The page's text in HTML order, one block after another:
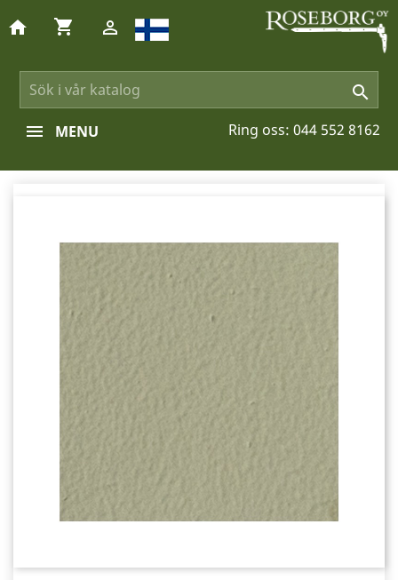

home shopping_cart 
Ring oss: 044 552 8162
MENU